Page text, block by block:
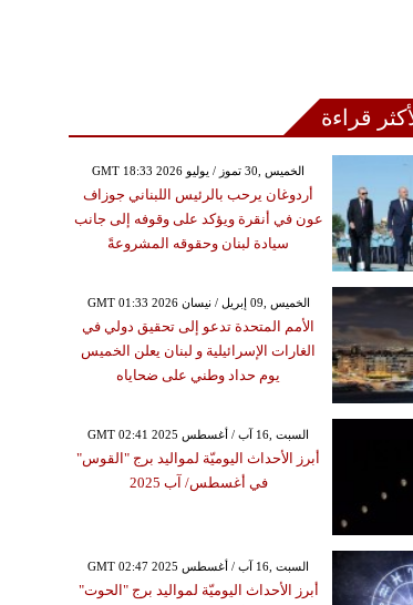
قراءة
GMT 18:33 2026 الخميس ,30 تموز / يوليو
أردوغان يرحب بالرئيس اللبناني جوزاف
عون في أنقرة ويؤكد على وقوفه إلى جانب
سيادة لبنان وحقوقه المشروعةً
GMT 01:33 2026 الخميس ,09 إبريل / نيسان
الأمم المتحدة تدعو إلى تحقيق دولي في
الغارات الإسرائيلية و لبنان يعلن الخميس
يوم حداد وطني على ضحاياه
GMT 02:41 2025 السبت ,16 آب / أغسطس
أبرز الأحداث اليوميّة لمواليد برج "القوس"
في أغسطس/ آب 2025
GMT 02:47 2025 السبت ,16 آب / أغسطس
أبرز الأحداث اليوميّة لمواليد برج "الحوت"